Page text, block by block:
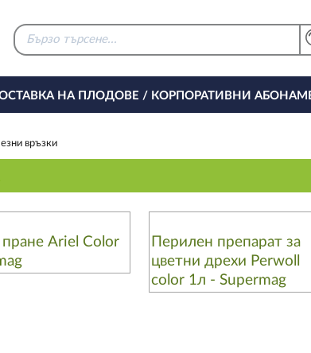
НА ПЛОДОВЕ / КОРПОРАТИВНИ
връзки
пране Ariel Color
Перилен препарат за
цветни дрехи Perwoll
color 1л - Supermag